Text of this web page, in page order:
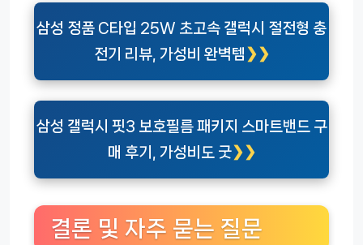
삼성 정품 C타입 25W 초고속 갤럭시 절전형 충
전기 리뷰, 가성비 완벽템
삼성 갤럭시 핏3 보호필름 패키지 스마트밴드 구
매 후기, 가성비도 굿
결론 및 자주 묻는 질문